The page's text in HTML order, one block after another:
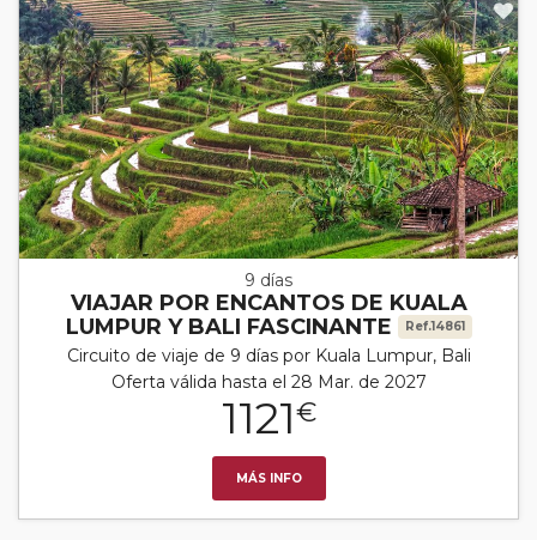
9 días
VIAJAR POR ENCANTOS DE KUALA
LUMPUR Y BALI FASCINANTE
Ref.14861
Circuito de viaje de 9 días por Kuala Lumpur, Bali
Oferta válida hasta el 28 Mar. de 2027
1121€
MÁS INFO